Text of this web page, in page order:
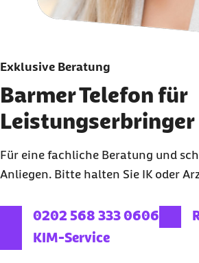
Exklusive Beratung
Barmer Telefon für
Leistungserbringer
Für eine fachliche Beratung und
Anliegen. Bitte halten Sie IK oder
externer Link:
0202 568 333 0606
KIM-Service